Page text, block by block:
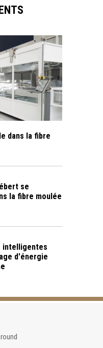
dans la fibre
se
la fibre moulée
intelligentes
d'énergie